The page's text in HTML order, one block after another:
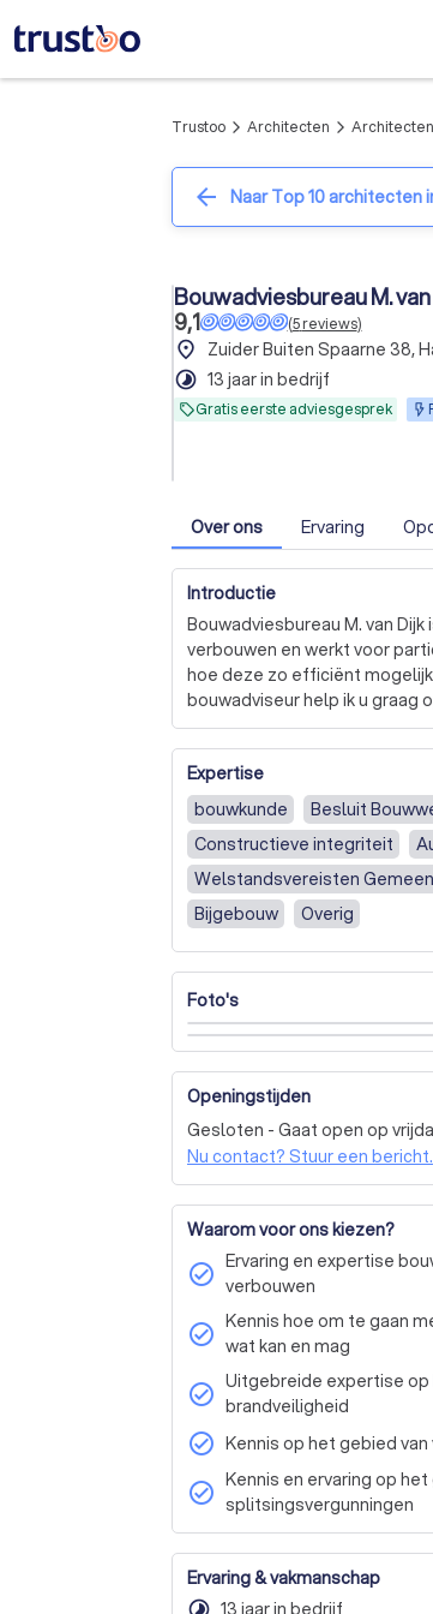
Trustoo arrow_forward_ios Architecten arrow_forward_ios
arrow_back Naar Top 10 architecten
Bouwadviesbureau M.
9,1
(5reviews)
place Zuider Buiten Spaarne 38,
timelapse 13 jaar in bedrijf
Gratis eerste adviesgesprek
Over ons Ervaring
Introductie
Bouwadviesbureau M. van
verbouwen en werkt voor
hoe deze zo efficiënt
bouwadviseur help ik u graag
en de bijbehorende
winkelier kunt u bij mij terecht
Leefomgeving (Bbl) of het
gebruik.
Expertise
bouwkunde
Besluit
Constructieve integriteit
Welstandsvereisten
Bijgebouw
Overig
Foto's
Openingstijden
Gesloten - Gaat open op
Nu contact? Stuur een bericht.
Waarom voor ons kiezen?
check_circle Ervaring en expertise
verbouwen
check_circle Kennis hoe om te gaan
wat kan en mag
check_circle Uitgebreide expertise op
brandveiligheid
check_circle Kennis op het gebied
check_circle Kennis en ervaring op
splitsingsvergunningen
Ervaring & vakmanschap
13 jaar in bedrijf